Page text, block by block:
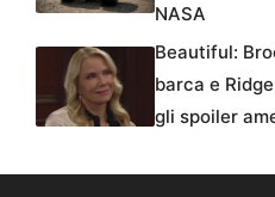
NASA
Beautiful:
barca e
gli spoiler